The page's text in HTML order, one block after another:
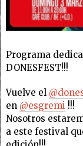
Programa
DONESFEST!!!
Vuelve el
en @esgremi !!!
Nosotros
a este festival